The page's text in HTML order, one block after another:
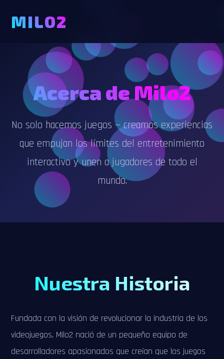
MILO2
Acerca de Milo2
No solo hacemos juegos — creamos experiencias
que empujan los límites del entretenimiento
interactivo y unen a jugadores de todo el
mundo.
Nuestra Historia
Fundada con la visión de revolucionar la industria de los
videojuegos, Milo2 nació de un pequeño equipo de
desarrolladores apasionados que creían que los juegos